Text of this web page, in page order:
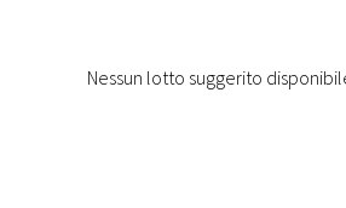
Nessun lotto suggerito